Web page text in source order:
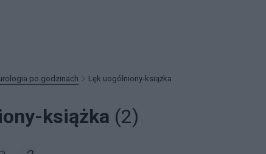
po godzinach Lęk uogólniony-książka
książka (2)